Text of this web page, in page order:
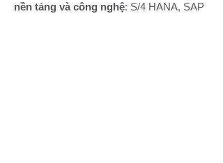
nền tảng và công nghệ: S/4 HANA, SAP